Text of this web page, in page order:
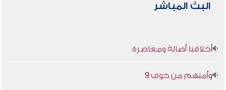
البث المباشر
أخلاقنا أصالة ومعاصرة
وأمنهم من خوف 9